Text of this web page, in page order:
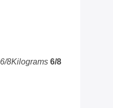
6/8Kilograms 6/8